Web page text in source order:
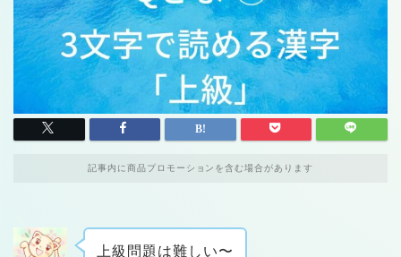
記事内に商品プロモーションを含む場合があります
上級問題は難しい〜